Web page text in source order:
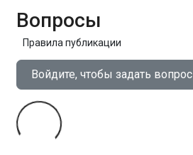
Вопросы
Правила публикации
Войдите, чтобы задать вопрос